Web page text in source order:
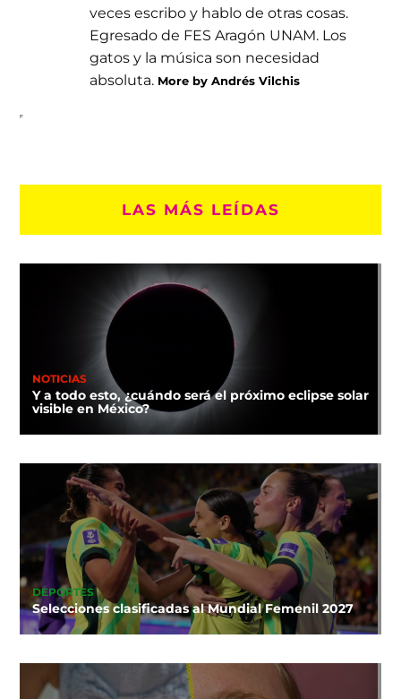
veces escribo y hablo de otras cosas.
Egresado de FES Aragón UNAM. Los
gatos y la música son necesidad
absoluta. More by Andrés Vilchis
LAS MÁS LEÍDAS
NOTICIAS
Y a todo esto, ¿cuándo será el próximo eclipse solar
visible en México?
DEPORTES
Selecciones clasificadas al Mundial Femenil 2027